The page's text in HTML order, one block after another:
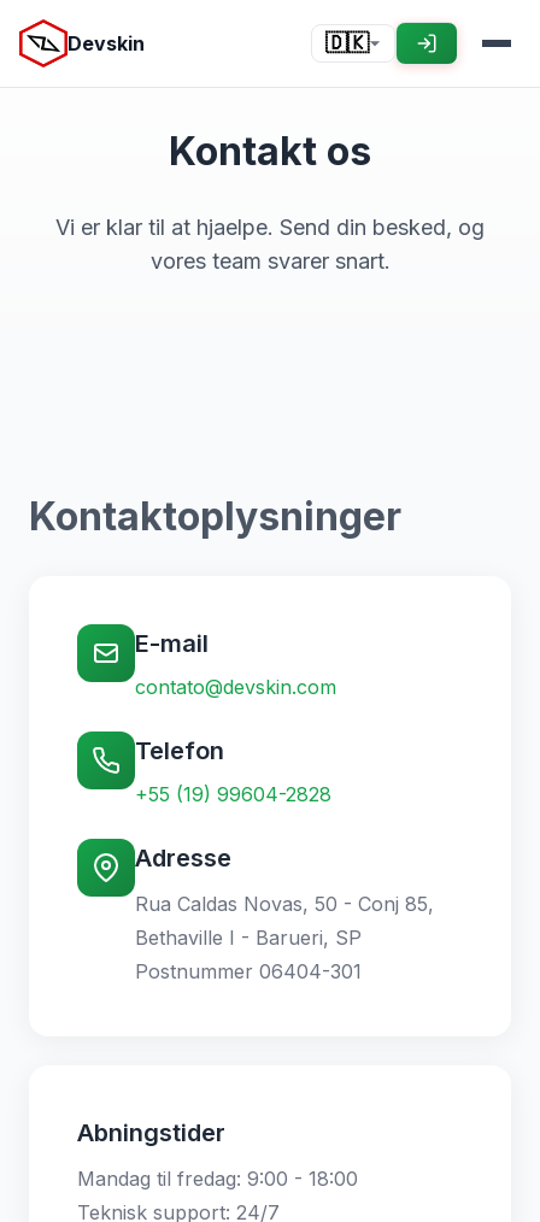
Devskin 🇩🇰
Kontakt os
Vi er klar til at hjaelpe. Send din besked, og
vores team svarer snart.
Kontaktoplysninger
E-mail
contato@devskin.com
Telefon
+55 (19) 99604-2828
Adresse
Rua Caldas Novas, 50 - Conj 85,
Bethaville I - Barueri, SP
Postnummer 06404-301
Abningstider
Mandag til fredag: 9:00 - 18:00
Teknisk support: 24/7